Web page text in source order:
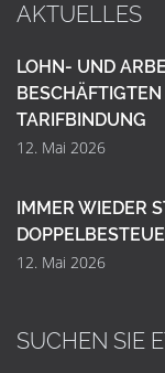
AKTUELLES
LOHN- UND
TARIFBINDUNG
12. Mai 2026
IMMER WIEDER
12. Mai 2026
SUCHEN SIE